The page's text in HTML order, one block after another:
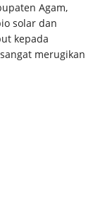
Agam,
solar dan
kepada
merugikan